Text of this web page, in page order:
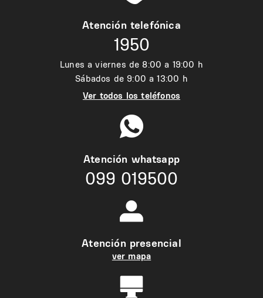
Atención telefónica
1950
Lunes a viernes de 8:00 a 19:00 h
Sábados de 9:00 a 13:00 h
Ver todos los teléfonos
Atención whatsapp
099 019500
Atención presencial
ver mapa